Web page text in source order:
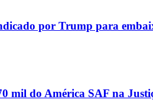
por Trump para
mil do América SAF na